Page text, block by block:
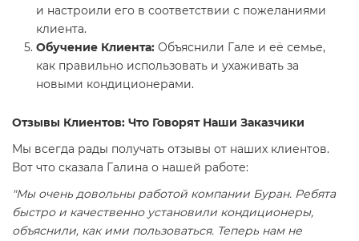
и настроили его в соответствии с пожеланиями
клиента.
Обучение Клиента: Объяснили Гале и её семье,
как правильно использовать и ухаживать за
новыми кондиционерами.
Отзывы Клиентов: Что Говорят Наши Заказчики
Мы всегда рады получать отзывы от наших клиентов.
Вот что сказала Галина о нашей работе:
"Мы очень довольны работой компании Буран. Ребята
быстро и качественно установили кондиционеры,
объяснили, как ими пользоваться. Теперь нам не